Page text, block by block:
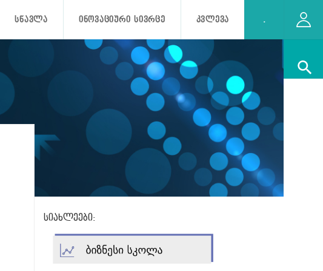
ᲡᲬᲐᲕᲚᲐ ᲘᲜᲝᲕᲐᲪᲘᲣᲠᲘ ᲡᲘᲕᲠᲪᲔ ᲙᲕᲚᲔᲕᲐ .
სიახლეები: